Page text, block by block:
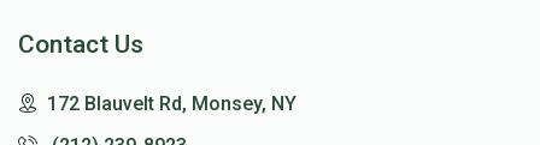
Contact Us
172 Blauvelt Rd, Monsey, NY